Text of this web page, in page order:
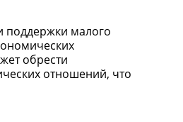
поддержки малого
обрести
отношений, что